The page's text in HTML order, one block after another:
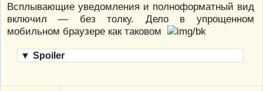
Всплывающие уведомления и полноформатный вид
включил — без толку. Дело в упрощенном
мобильном браузере как таковом
▼ Spoiler